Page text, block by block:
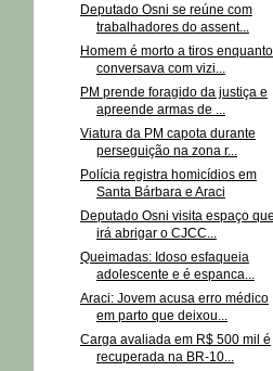
Deputado Osni se reúne com
trabalhadores do assent...
Homem é morto a tiros enquanto
conversava com vizi...
PM prende foragido da justiça e
apreende armas de ...
Viatura da PM capota durante
perseguição na zona r...
Polícia registra homicídios em
Santa Bárbara e Araci
Deputado Osni visita espaço que
irá abrigar o CJCC...
Queimadas: Idoso esfaqueia
adolescente e é espanca...
Araci: Jovem acusa erro médico
em parto que deixou...
Carga avaliada em R$ 500 mil é
recuperada na BR-10...